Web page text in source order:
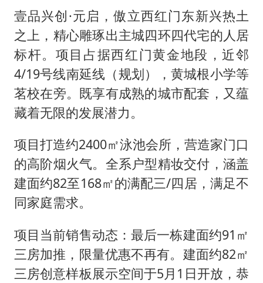
壹品兴创·元启，傲立西红门东新兴热土
之上，精心雕琢出主城四环四代宅的人居
标杆。项目占据西红门黄金地段，近邻
4/19号线南延线（规划），黄城根小学等
茗校在旁。既享有成熟的城市配套，又蕴
藏着无限的发展潜力。
项目打造约2400㎡泳池会所，营造家门口
的高阶烟火气。全系户型精妆交付，涵盖
建面约82至168㎡的满配三/四居，满足不
同家庭需求。
项目当前销售动态：最后一栋建面约91㎡
三房加推，限量优惠不再有。建面约82㎡
三房创意样板展示空间于5月1日开放，恭